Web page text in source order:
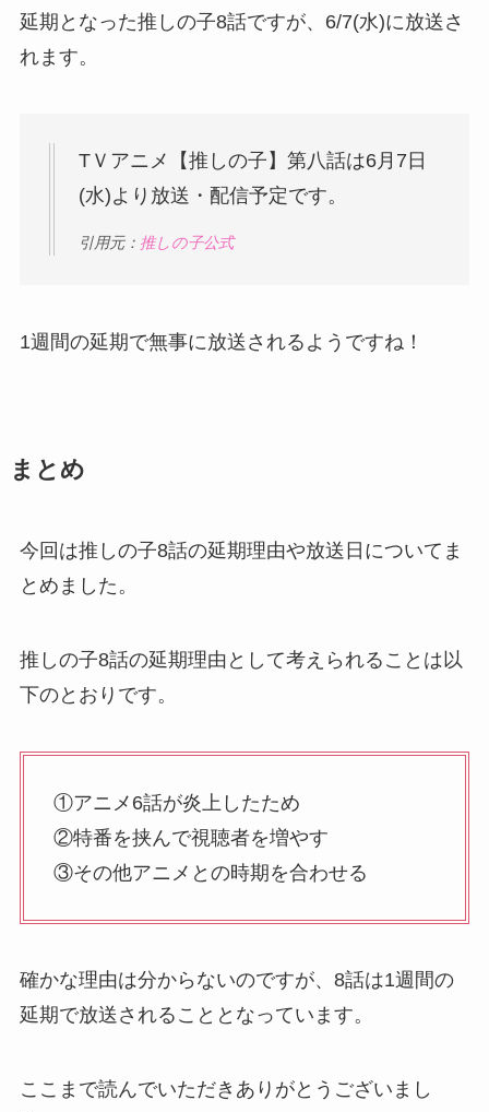
延期となった推しの子8話ですが、6/7(水)に放送さ
れます。
TＶアニメ【推しの子】第八話は6月7日
(水)より放送・配信予定です。
引用元： 推しの子公式
1週間の延期で無事に放送されるようですね！
まとめ
今回は推しの子8話の延期理由や放送日についてま
とめました。
推しの子8話の延期理由として考えられることは以
下のとおりです。
①アニメ6話が炎上したため
②特番を挟んで視聴者を増やす
③その他アニメとの時期を合わせる
確かな理由は分からないのですが、8話は1週間の
延期で放送されることとなっています。
ここまで読んでいただきありがとうございまし